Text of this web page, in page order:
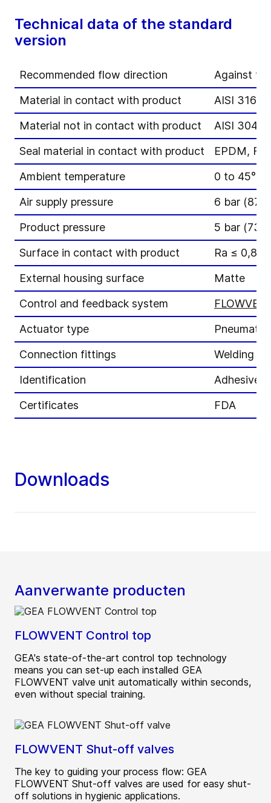
Technical data of the standard
version
Recommended flow direction
Against
Material in contact with product
AISI 316L
Material not in contact with product
AISI 304
Seal material in contact with product
EPDM,
Ambient temperature
0 to 45°C
Air supply pressure
6 bar (87
Product pressure
5 bar (73
Surface in contact with product
Ra ≤ 0,8
External housing surface
Matte
Control and feedback system
Actuator type
Connection fittings
Welding
Identification
Adhesive
Certificates
FDA
Downloads
Aanverwante producten
FLOWVENT Control top
GEA's state-of-the-art control top technology
means you can set-up each installed GEA
FLOWVENT valve unit automatically within seconds,
even without special training.
FLOWVENT Shut-off valves
The key to guiding your process flow: GEA
FLOWVENT Shut-off valves are used for easy shut-
off solutions in hygienic applications.